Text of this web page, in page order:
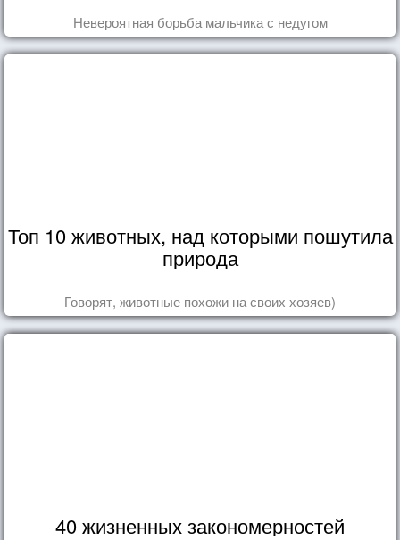
Невероятная борьба мальчика с недугом
Топ 10 животных, над которыми пошутила
природа
Говорят, животные похожи на своих хозяев)
40 жизненных закономерностей